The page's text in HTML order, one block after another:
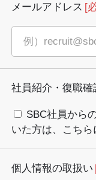
メールアドレス [
社員紹介・復職確
SBC社員から
いた方は、こちら
個人情報の取扱い